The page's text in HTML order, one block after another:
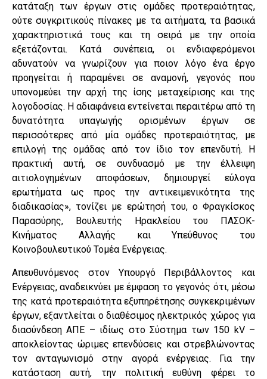
κατάταξη των έργων στις ομάδες προτεραιότητας,
ούτε συγκριτικούς πίνακες με τα αιτήματα, τα βασικά
χαρακτηριστικά τους και τη σειρά με την οποία
εξετάζονται. Κατά συνέπεια, οι ενδιαφερόμενοι
αδυνατούν να γνωρίζουν για ποιον λόγο ένα έργο
προηγείται ή παραμένει σε αναμονή, γεγονός που
υπονομεύει την αρχή της ίσης μεταχείρισης και της
λογοδοσίας. Η αδιαφάνεια εντείνεται περαιτέρω από τη
δυνατότητα υπαγωγής ορισμένων έργων σε
περισσότερες από μία ομάδες προτεραιότητας, με
επιλογή της ομάδας από τον ίδιο τον επενδυτή. Η
πρακτική αυτή, σε συνδυασμό με την έλλειψη
αιτιολογημένων αποφάσεων, δημιουργεί εύλογα
ερωτήματα ως προς την αντικειμενικότητα της
διαδικασίας», τονίζει με ερώτησή του, ο Φραγκίσκος
Παρασύρης, Βουλευτής Ηρακλείου του ΠΑΣΟΚ-
Κινήματος Αλλαγής και Υπεύθυνος του
Κοινοβουλευτικού Τομέα Ενέργειας.
Απευθυνόμενος στον Υπουργό Περιβάλλοντος και
Ενέργειας, αναδεικνύει με έμφαση το γεγονός ότι, μέσω
της κατά προτεραιότητα εξυπηρέτησης συγκεκριμένων
έργων, εξαντλείται ο διαθέσιμος ηλεκτρικός χώρος για
διασύνδεση ΑΠΕ – ιδίως στο Σύστημα των 150 kV –
αποκλείοντας ώριμες επενδύσεις και στρεβλώνοντας
τον ανταγωνισμό στην αγορά ενέργειας. Για την
κατάσταση αυτή, την πολιτική ευθύνη φέρει το